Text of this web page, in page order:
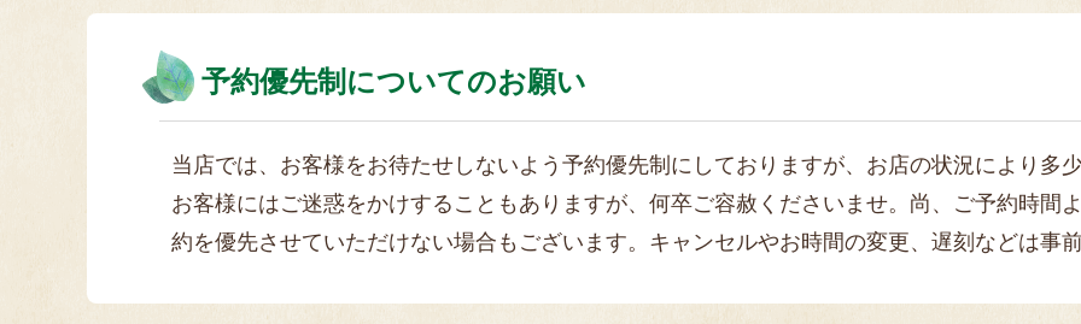
予約優先制についてのお願い
当店では、お客様をお待たせしないよう予約優先制にしておりますが、お店の状況により多
お客様にはご迷惑をかけすることもありますが、何卒ご容赦くださいませ。尚、ご予約時間
約を優先させていただけない場合もございます。キャンセルやお時間の変更、遅刻などは事